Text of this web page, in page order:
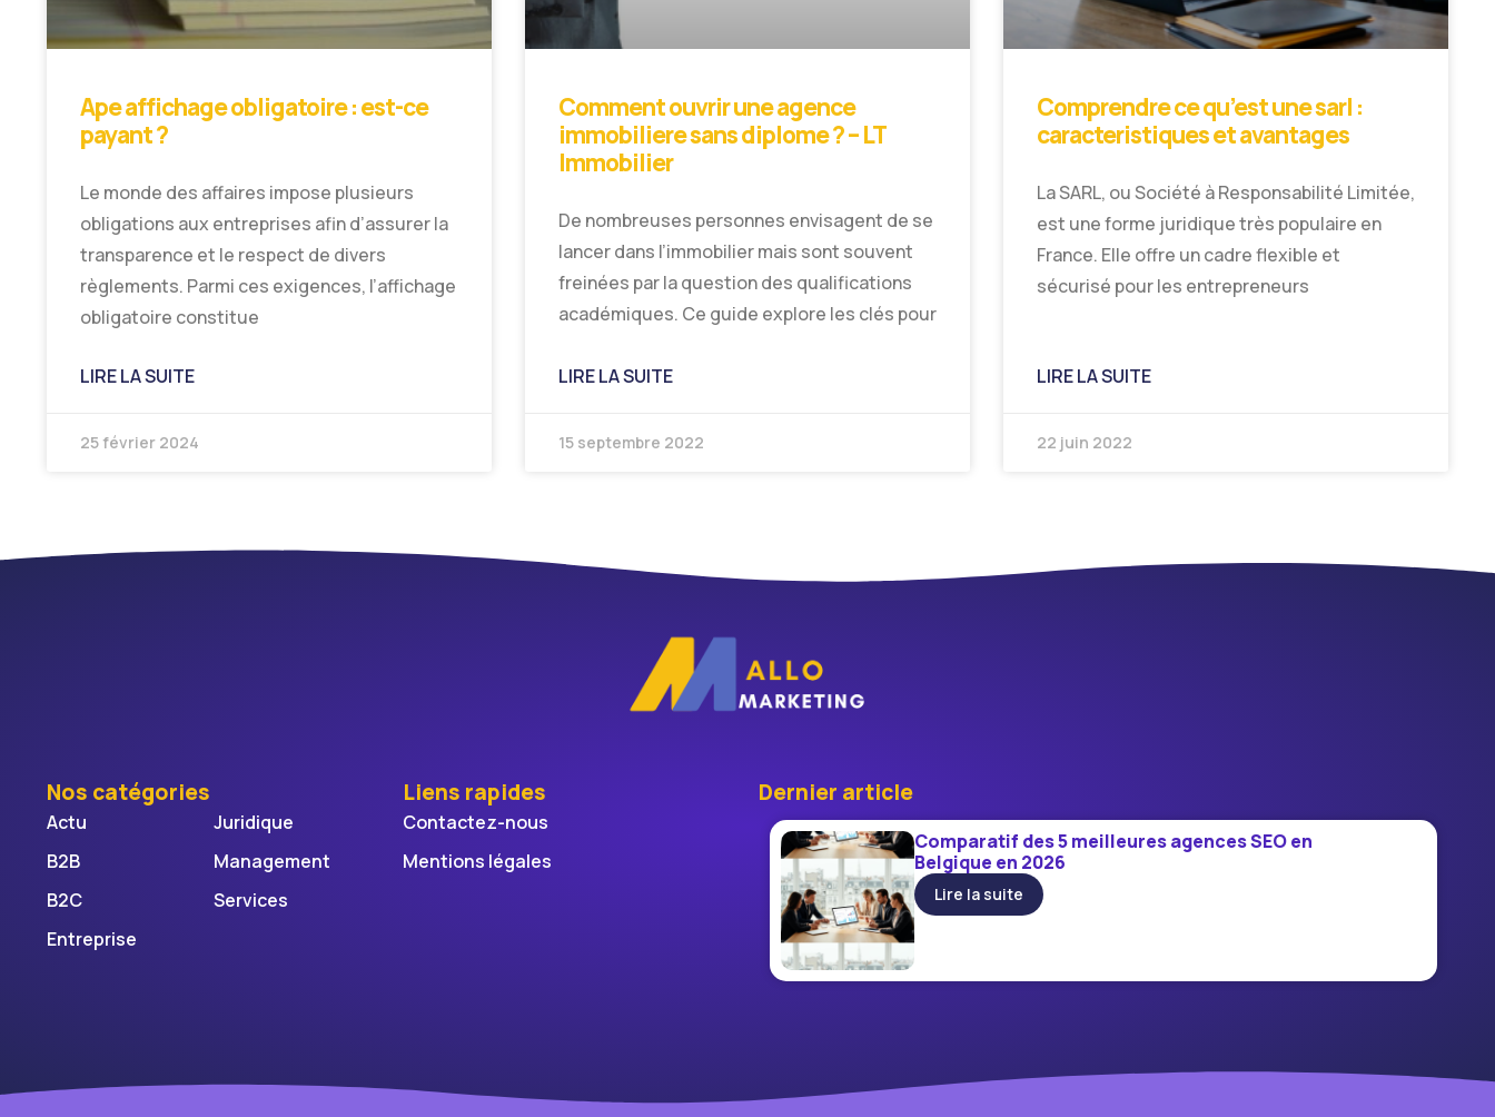
Ape affichage obligatoire : est-ce
payant ?
Le monde des affaires impose plusieurs
obligations aux entreprises afin d’assurer la
transparence et le respect de divers
règlements. Parmi ces exigences, l’affichage
obligatoire constitue
LIRE LA SUITE
25 février 2024
Comment ouvrir une agence
immobiliere sans diplome ? – LT
Immobilier
De nombreuses personnes envisagent de se
lancer dans l’immobilier mais sont souvent
freinées par la question des qualifications
académiques. Ce guide explore les clés pour
LIRE LA SUITE
15 septembre 2022
Comprendre ce qu’est une sarl :
caracteristiques et avantages
La SARL, ou Société à Responsabilité Limitée,
est une forme juridique très populaire en
France. Elle offre un cadre flexible et
sécurisé pour les entrepreneurs
LIRE LA SUITE
22 juin 2022
Nos catégories
Actu
B2B
B2C
Entreprise
Juridique
Management
Services
Liens rapides
Contactez-nous
Mentions légales
Dernier article
Comparatif des 5 meilleures agences SEO en
Belgique en 2026
Lire la suite